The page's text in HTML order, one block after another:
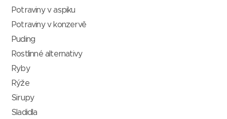
Potraviny v aspiku
Potraviny v konzervě
Puding
Rostlinné alternativy
Ryby
Rýže
Sirupy
Sladidla